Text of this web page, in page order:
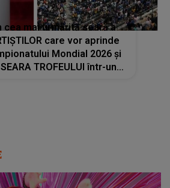
cea mai urmărită seară a
care vor aprinde
Mondial 2026 și
TROFEULUI într-un